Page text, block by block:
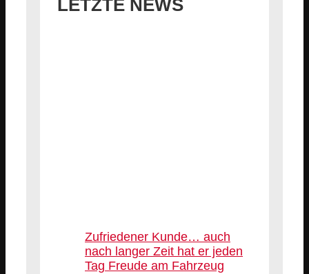
LETZTE NEWS
Zufriedener Kunde… auch
nach langer Zeit hat er jeden
Tag Freude am Fahrzeug